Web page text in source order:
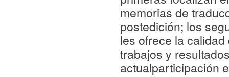
memorias de
postedición; los
les ofrece la
trabajos y
actualparticipación